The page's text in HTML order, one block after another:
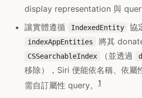
display representation 與
讓實體遵循 IndexedEntity 協
indexAppEntities 將其
CSSearchableIndex （並透過
移除），Siri 便能依名稱、依屬
需自訂屬性 query。
1